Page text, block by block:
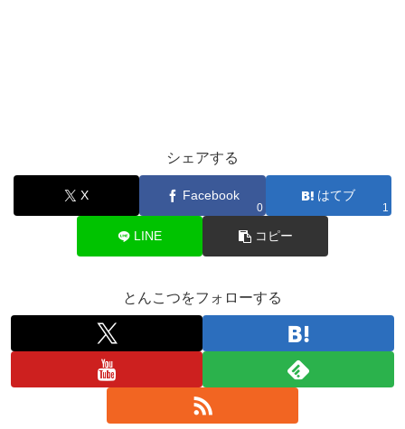
シェアする
X Facebook
0
はてブ
1
LINE コピー
とんこつをフォローする